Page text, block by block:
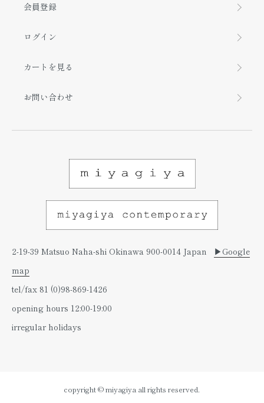
会員登録
ログイン
カートを見る
お問い合わせ
2-19-39 Matsuo Naha-shi Okinawa 900-0014 Japan ▶︎Google
map
tel/fax 81 (0)98-869-1426
opening hours 12:00-19:00
irregular holidays
copyright © miyagiya all rights reserved.